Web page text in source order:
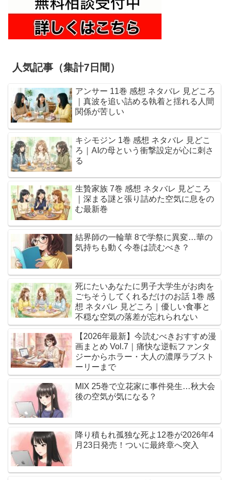
人気記事（集計7日間）
アンサー 11巻 感想 ネタバレ 見どころ
｜真波を追い詰める執着と揺れる人間
関係が苦しい
キシモジン 1巻 感想 ネタバレ 見どこ
ろ｜AIの母という衝撃設定が心に刺さ
る
生贄家族 7巻 感想 ネタバレ 見どころ
｜深まる謎と張り詰めた空気に息をの
む最新巻
結界師の一輪華 8で学祭に異変…華の
気持ちも動く今巻は読むべき？
死にたいあなたに男子大学生がお肉を
ごちそうしてくれるだけのお話 1巻 感
想 ネタバレ 見どころ｜優しい食事と
不穏な空気の落差が忘れられない
【2026年最新】今読むべきおすすめ漫
画まとめ Vol.7｜痛快な逆転ファンタ
ジーからホラー・大人の濃厚ラブスト
ーリーまで
MIX 25巻で立花家に事件発生…秋大会
後の空気が気になる？
降り積もれ孤独な死よ12巻が2026年4
月23日発売！ついに最終章へ突入